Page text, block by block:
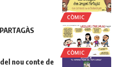
CÒMIC
CÒMIC
nou conte de